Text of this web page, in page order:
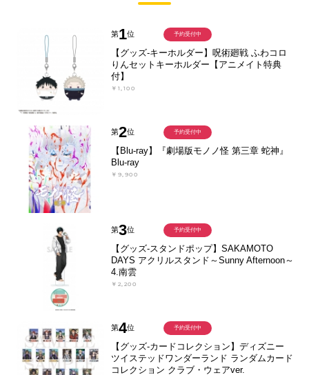
第1位
【グッズ-キーホルダー】呪術廻戦 ふわコロ
りんセットキーホルダー【アニメイト特典
付】
￥1,100
予約受付中
第2位
【Blu-ray】『劇場版モノノ怪 第三章 蛇神』
Blu-ray
￥9,900
予約受付中
第3位
【グッズ-スタンドポップ】SAKAMOTO
DAYS アクリルスタンド～Sunny Afternoon～
4.南雲
￥2,200
予約受付中
第4位
【グッズ-カードコレクション】ディズニー
ツイステッドワンダーランド ランダムカード
コレクション クラブ・ウェアver.
予約受付中